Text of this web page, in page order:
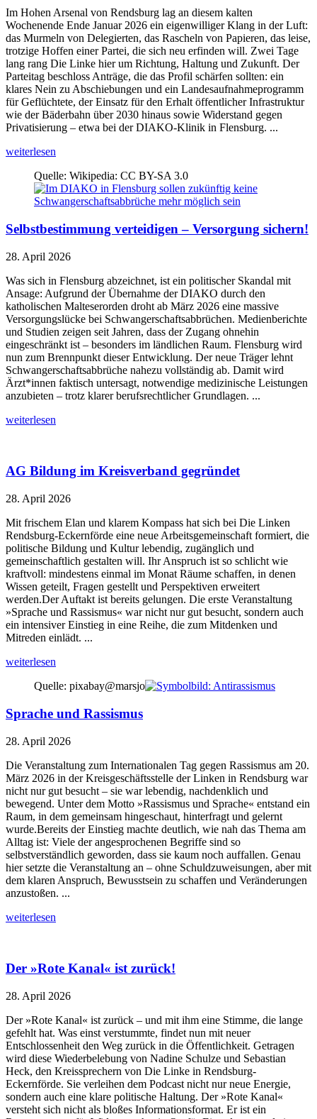
Im Hohen Arsenal von Rendsburg lag an diesem kalten
Wochenende Ende Januar 2026 ein eigenwilliger Klang in der Luft:
das Murmeln von Delegierten, das Rascheln von Papieren, das leise,
trotzige Hoffen einer Partei, die sich neu erfinden will. Zwei Tage
lang rang Die Linke hier um Richtung, Haltung und Zukunft. Der
Parteitag beschloss Anträge, die das Profil schärfen sollten: ein
klares Nein zu Abschiebungen und ein Landesaufnahmeprogramm
für Geflüchtete, der Einsatz für den Erhalt öffentlicher Infrastruktur
wie der Bäderbahn über 2030 hinaus sowie Widerstand gegen
Privatisierung – etwa bei der DIAKO-Klinik in Flensburg. ...
weiterlesen
Quelle: Wikipedia: CC BY-SA 3.0
Selbstbestimmung verteidigen – Versorgung sichern!
28. April 2026
Was sich in Flensburg abzeichnet, ist ein politischer Skandal mit
Ansage: Aufgrund der Übernahme der DIAKO durch den
katholischen Malteserorden droht ab März 2026 eine massive
Versorgungslücke bei Schwangerschaftsabbrüchen. Medienberichte
und Studien zeigen seit Jahren, dass der Zugang ohnehin
eingeschränkt ist – besonders im ländlichen Raum. Flensburg wird
nun zum Brennpunkt dieser Entwicklung. Der neue Träger lehnt
Schwangerschaftsabbrüche nahezu vollständig ab. Damit wird
Ärzt*innen faktisch untersagt, notwendige medizinische Leistungen
anzubieten – trotz klarer berufsrechtlicher Grundlagen. ...
weiterlesen
AG Bildung im Kreisverband gegründet
28. April 2026
Mit frischem Elan und klarem Kompass hat sich bei Die Linken
Rendsburg-Eckernförde eine neue Arbeitsgemeinschaft formiert, die
politische Bildung und Kultur lebendig, zugänglich und
gemeinschaftlich gestalten will. Ihr Anspruch ist so schlicht wie
kraftvoll: mindestens einmal im Monat Räume schaffen, in denen
Wissen geteilt, Fragen gestellt und Perspektiven erweitert
werden.Der Auftakt ist bereits gelungen. Die erste Veranstaltung
»Sprache und Rassismus« war nicht nur gut besucht, sondern auch
ein intensiver Einstieg in eine Reihe, die zum Mitdenken und
Mitreden einlädt. ...
weiterlesen
Quelle: pixabay@marsjo
Sprache und Rassismus
28. April 2026
Die Veranstaltung zum Internationalen Tag gegen Rassismus am 20.
März 2026 in der Kreisgeschäftsstelle der Linken in Rendsburg war
nicht nur gut besucht – sie war lebendig, nachdenklich und
bewegend. Unter dem Motto »Rassismus und Sprache« entstand ein
Raum, in dem gemeinsam hingeschaut, hinterfragt und gelernt
wurde.Bereits der Einstieg machte deutlich, wie nah das Thema am
Alltag ist: Viele der angesprochenen Begriffe sind so
selbstverständlich geworden, dass sie kaum noch auffallen. Genau
hier setzte die Veranstaltung an – ohne Schuldzuweisungen, aber mit
dem klaren Anspruch, Bewusstsein zu schaffen und Veränderungen
anzustoßen. ...
weiterlesen
Der »Rote Kanal« ist zurück!
28. April 2026
Der »Rote Kanal« ist zurück – und mit ihm eine Stimme, die lange
gefehlt hat. Was einst verstummte, findet nun mit neuer
Entschlossenheit den Weg zurück in die Öffentlichkeit. Getragen
wird diese Wiederbelebung von Nadine Schulze und Sebastian
Heck, den Kreissprechern von Die Linke in Rendsburg-
Eckernförde. Sie verleihen dem Podcast nicht nur neue Energie,
sondern auch eine klare politische Haltung. Der »Rote Kanal«
versteht sich nicht als bloßes Informationsformat. Er ist ein